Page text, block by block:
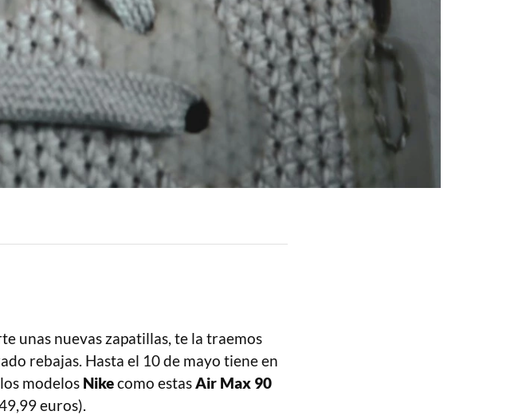
unas nuevas zapatillas, te la traemos
rebajas. Hasta el 10 de mayo tiene en
modelos Nikecomo estasAir Max 90
euros).